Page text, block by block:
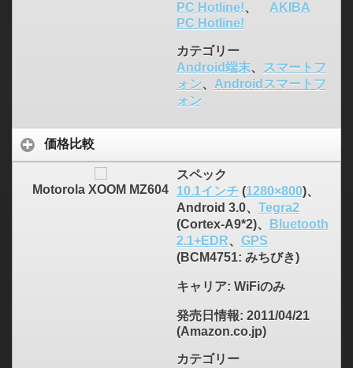
PC Hotline!、
AKIBA
PC Hotline!
カテゴリー
Android端末、 スマートフ
ォン、 Androidスマートフ
ォン
価格比較
Motorola XOOM MZ604
スペック
10.1インチ(1280×800)、
Android 3.0、 Tegra2
(Cortex-A9*2)、
Bluetooth
2.1+EDR、 GPS
(BCM4751: みちびき)
キャリア: WiFiのみ
発売日情報: 2011/04/21
(Amazon.co.jp)
カテゴリー